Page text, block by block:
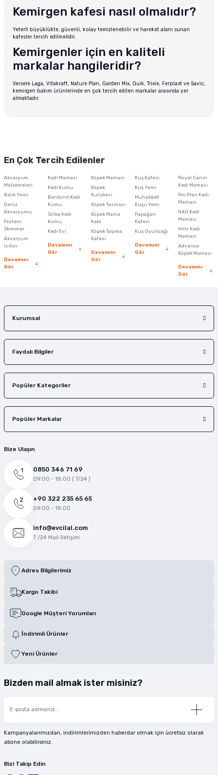
Kemirgen kafesi nasıl olmalıdır?
Yeterli büyüklükte, güvenli, kolay temizlenebilir ve hareket alanı sunan
kafesler tercih edilmelidir.
Kemirgenler için en kaliteli
markalar hangileridir?
Versele Laga, Vitakraft, Nature Plan, Garden Mix, Quik, Trixie, Ferplast ve Savic,
kemirgen bakım ürünlerinde en çok tercih edilen markalar arasında yer
almaktadır.
En Çok Tercih Edilenler
Akvaryum
Malzemeleri
Balık Yemi
Deniz
Akvaryumu
Protein
Skimmer
Akvaryum
Isıtıcı
Devamını
Gör
Kedi Maması
Kedi Kumu
Bentonit Kedi
Kumu
Silika Kedi
Kumu
Kedi Evi
Devamını
Gör
Köpek Maması
Köpek
Kulübesi
Köpek Tasması
Köpek Mama
Kabı
Köpek Taşıma
Kafesi
Devamını
Gör
Kuş Kafesi
Kuş Yemi
Muhabbet
Kuşu Yemi
Papağan
Kafesi
Kuş Oyuncağı
Devamını
Gör
Royal Canin
Kedi Maması
Pro Plan Kedi
Maması
N&D Kedi
Maması
Hills Kedi
Maması
Advance
Köpek Maması
Devamını
Gör
Kurumsal
Faydalı Bilgiler
Popüler Kategoriler
Popüler Markalar
Bize Ulaşın
0850 346 71 69
09:00 - 18:00 ( 7/24 )
+90 322 235 65 65
09:00 - 18:00
info@evcilal.com
7 /24 Mail İletişim
Adres Bilgilerimiz
Kargo Takibi
Google Müşteri Yorumları
İndirimli Ürünler
Yeni Ürünler
Bizden mail almak ister misiniz?
Kampanyalarımızdan, indirimlerimizden haberdar olmak için ücretsiz olarak
abone olabilirsiniz.
Bizi Takip Edin